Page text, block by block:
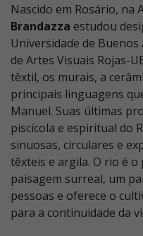
Nascido em Rosário, na
Brandazza estudou
Universidade de
de Artes Visuais Rojas-
têxtil, os murais, a
principais linguagens
Manuel. Suas últimas
piscícola e espiritual do
sinuosas, circulares e
têxteis e argila. O rio é
paisagem surreal, um
pessoas e oferece o
para a continuidade da